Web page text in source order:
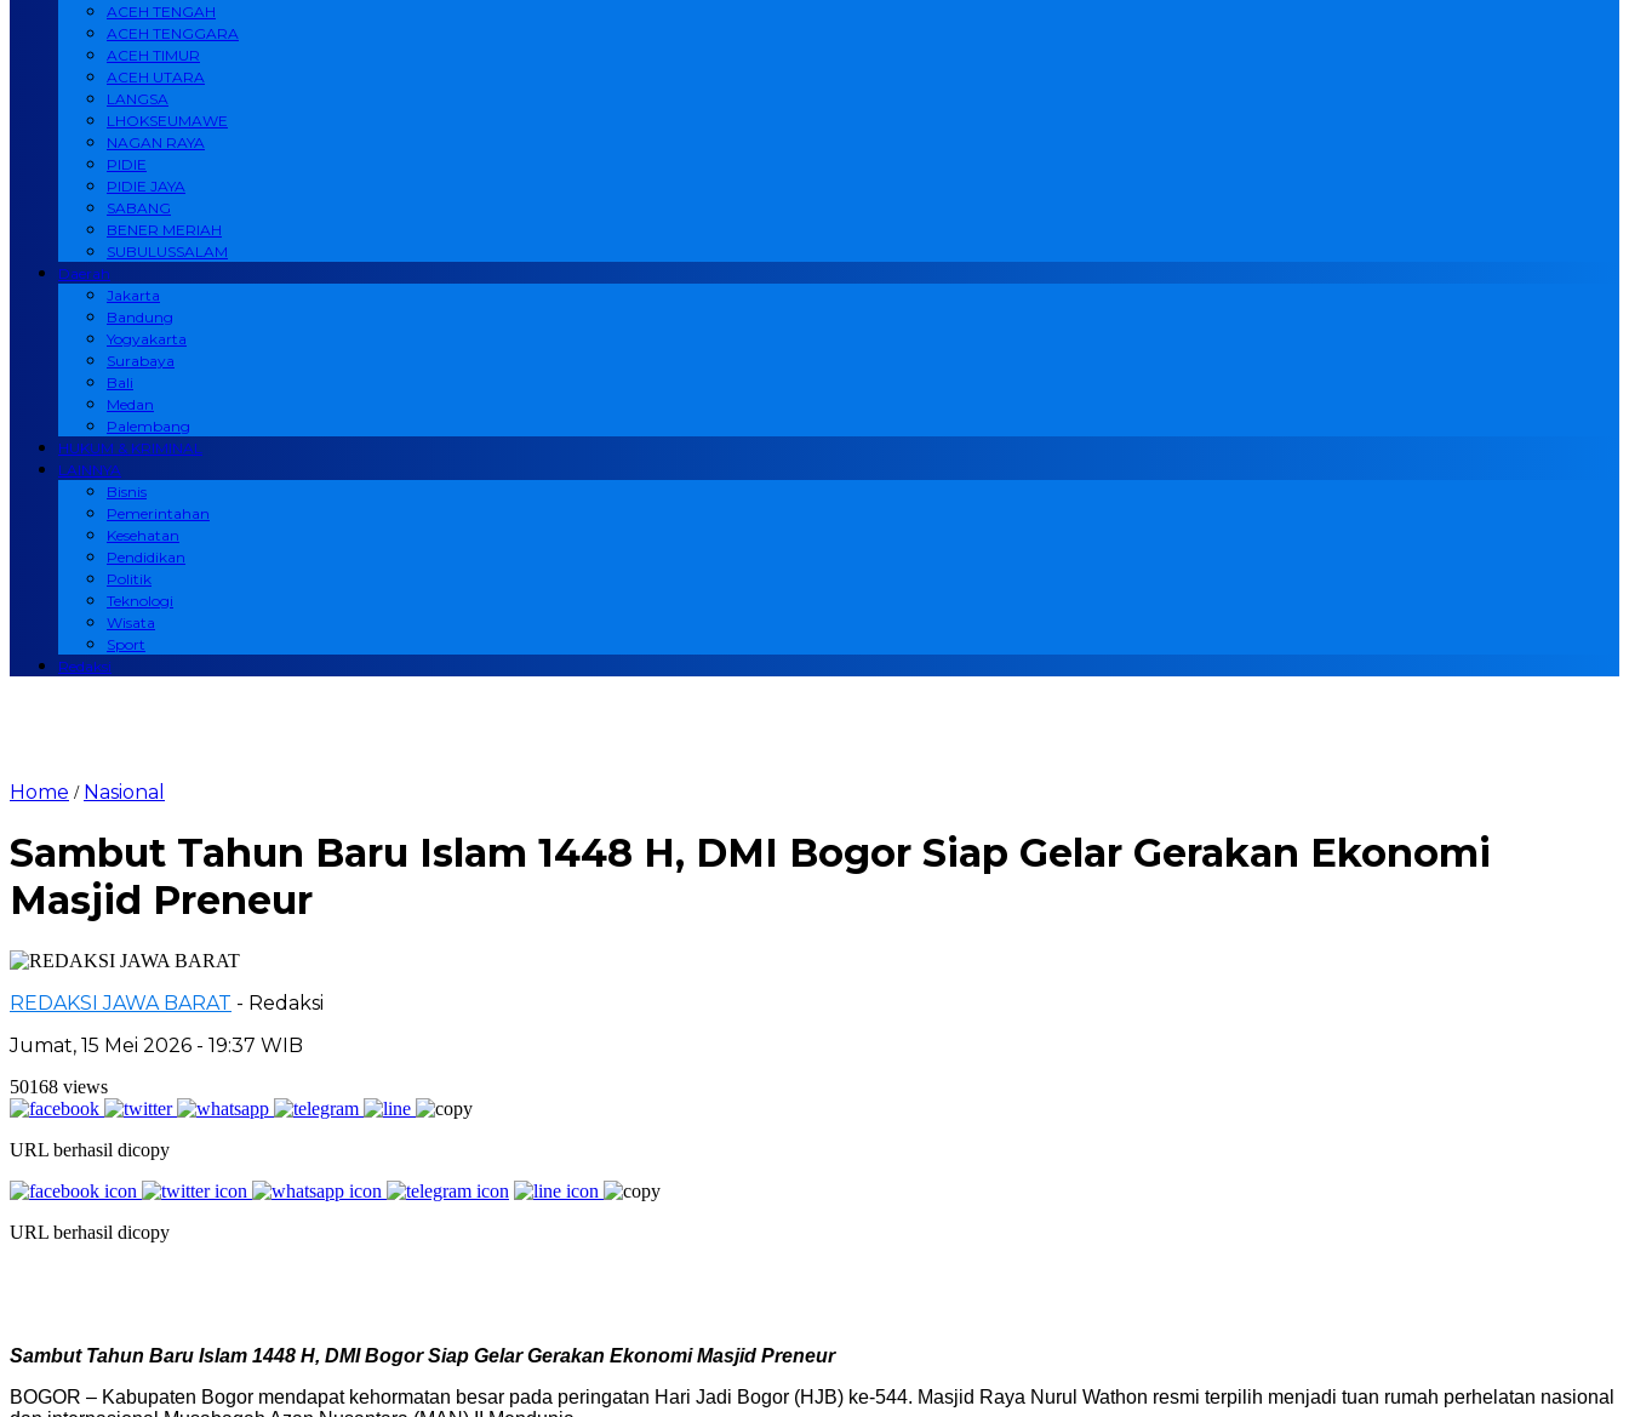
ACEH TENGAH
ACEH TENGGARA
ACEH TIMUR
ACEH UTARA
LANGSA
LHOKSEUMAWE
NAGAN RAYA
PIDIE
PIDIE JAYA
SABANG
BENER MERIAH
SUBULUSSALAM
Daerah
Jakarta
Bandung
Yogyakarta
Surabaya
Bali
Medan
Palembang
HUKUM & KRIMINAL
LAINNYA
Bisnis
Pemerintahan
Kesehatan
Pendidikan
Politik
Teknologi
Wisata
Sport
Redaksi
Home / Nasional
Sambut Tahun Baru Islam 1448 H, DMI Bogor Siap Gelar Gerakan Ekonomi
Masjid Preneur
REDAKSI JAWA BARAT - Redaksi
Jumat, 15 Mei 2026 - 19:37 WIB
50168 views
URL berhasil dicopy
URL berhasil dicopy
Sambut Tahun Baru Islam 1448 H, DMI Bogor Siap Gelar Gerakan Ekonomi Masjid Preneur
BOGOR – Kabupaten Bogor mendapat kehormatan besar pada peringatan Hari Jadi Bogor (HJB) ke-544. Masjid Raya Nurul Wathon resmi terpilih menjadi tuan rumah perhelatan nasional